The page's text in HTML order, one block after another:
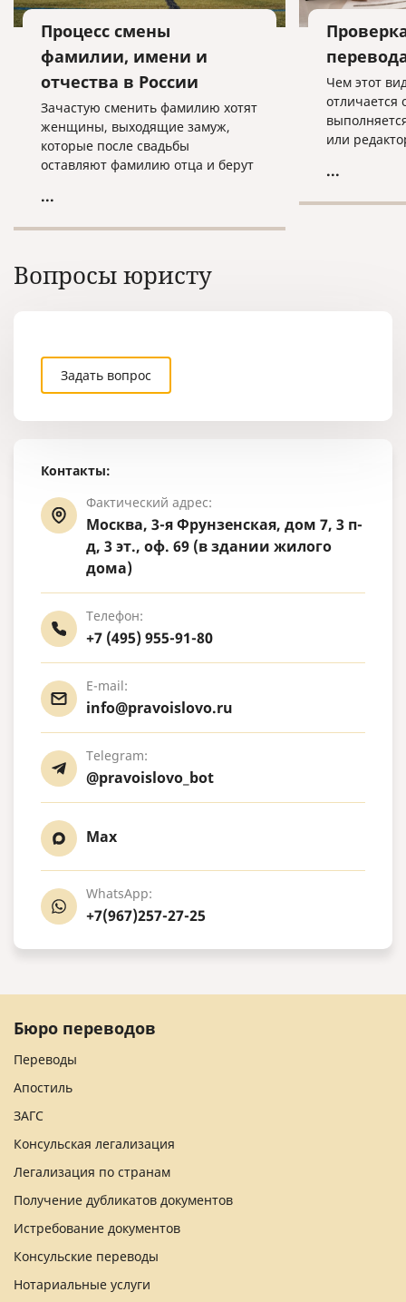
Контакты:
Фактический адрес:
Москва, 3-я Фрунзенская, дом 7, 3 п-
д, 3 эт., оф. 69 (в здании жилого
дома)
Телефон:
+7 (495) 955-91-80
E-mail:
info@pravoislovo.ru
Telegram:
@pravoislovo_bot
Max
WhatsApp:
+7(967)257-27-25
Процесс смены
фамилии, имени и
отчества в России
Зачастую сменить фамилию хотят
женщины, выходящие замуж,
которые после свадьбы
оставляют фамилию отца и берут
...
Чем этот
отличается
или
имена
...
Вопросы юристу
Задать вопрос
Бюро переводов
Переводы
Апостиль
ЗАГС
Консульская легализация
Легализация по странам
Получение дубликатов документов
Истребование документов
Консульские переводы
Нотариальные услуги